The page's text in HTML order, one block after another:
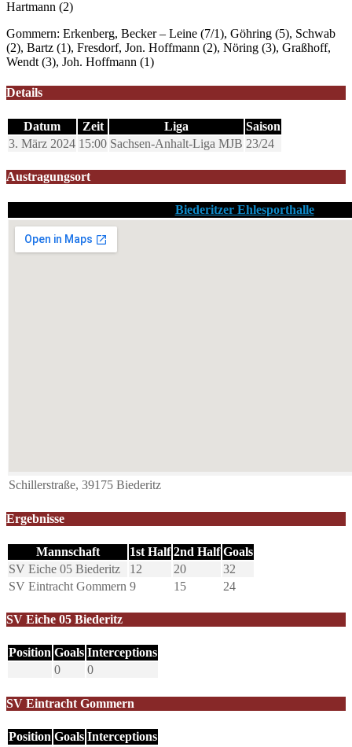
Hartmann (2)
Gommern: Erkenberg, Becker – Leine (7/1), Göhring (5), Schwab
(2), Bartz (1), Fresdorf, Jon. Hoffmann (2), Nöring (3), Graßhoff,
Wendt (3), Joh. Hoffmann (1)
Details
Datum Zeit Liga
Saison
3. März 2024 15:00 Sachsen-Anhalt-Liga MJB 23/24
Austragungsort
Biederitzer Ehlesporthalle
Schillerstraße, 39175 Biederitz
Ergebnisse
Mannschaft 1st Half 2nd Half Goals
SV Eiche 05 Biederitz
12 20
32
SV Eintracht Gommern 9 15 24
SV Eiche 05 Biederitz
Position Goals Interceptions
0
0
SV Eintracht Gommern
Position Goals Interceptions